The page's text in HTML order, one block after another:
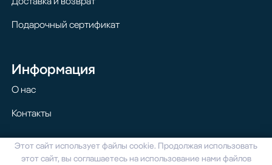
Подарочный сертификат
Информация
О нас
Контакты
© 2024 Homilton. Все права защищены
Этот сайт использует файлы cookie. Продолжая использовать
этот сайт, вы соглашаетесь на использование нами файлов